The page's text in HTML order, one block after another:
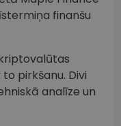
finanšu
pirkšanu. Divi
analīze un